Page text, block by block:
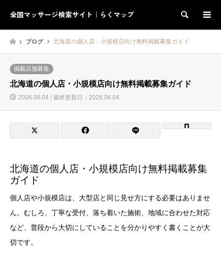
全国マッサージ検索サイト｜らくマップ 検索
ブログ 北海道の個人店・小規模店向け無料掲載募集ガイド
掲載店舗募集
北海道の個人店・小規模店向け無料掲載募集ガイド
2026.06.04 / 最終更新日：2026.06.04
北海道の個人店・小規模店向け無料掲載募集
ガイド
個人店や小規模店は、大型店と同じ見せ方にする必要はありませ
ん。むしろ、丁寧な受付、落ち着いた施術、地域に合わせた対応
など、普段から大切にしていることを分かりやすく書くことが大
切です。